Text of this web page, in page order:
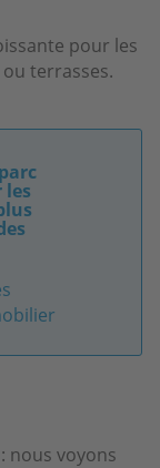
pour les
terrasses.
nous voyons